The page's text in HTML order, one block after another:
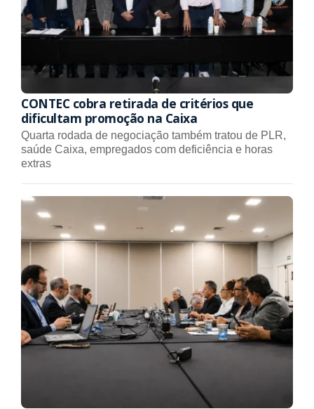
CONTEC cobra retirada de critérios que
dificultam promoção na Caixa
Quarta rodada de negociação também tratou de PLR,
saúde Caixa, empregados com deficiência e horas
extras